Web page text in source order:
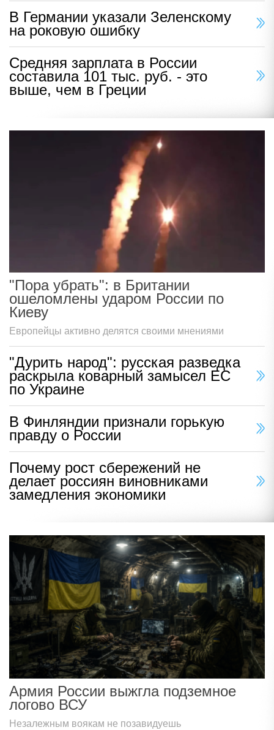
В Германии указали Зеленскому
на роковую ошибку
Средняя зарплата в России
составила 101 тыс. руб. - это
выше, чем в Греции
"Пора убрать": в Британии
ошеломлены ударом России по
Киеву
Европейцы активно делятся своими мнениями
"Дурить народ": русская разведка
раскрыла коварный замысел ЕС
по Украине
В Финляндии признали горькую
правду о России
Почему рост сбережений не
делает россиян виновниками
замедления экономики
Армия России выжгла подземное
логово ВСУ
Незалежным воякам не позавидуешь